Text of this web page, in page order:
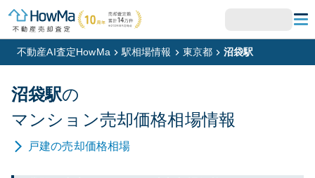
不動産AI査定HowMa 駅相場情報 東京都 沼袋駅
沼袋駅の
マンション売却価格相場情報
戸建の売却価格相場